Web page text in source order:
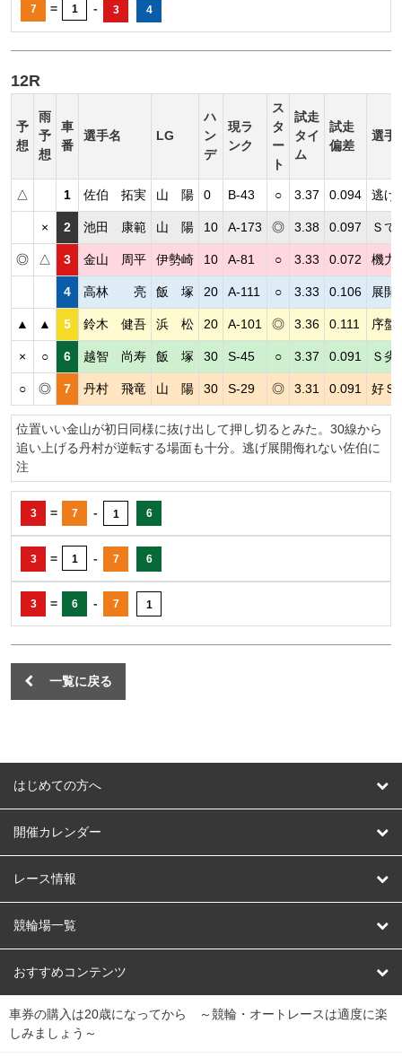
7 = 1 - 3 4
12R
予
想
雨
予
想
車
番
選手名 LG
ハ
ン
デ
現ラ
ンク
ス
タ
ー
ト
試走
タイ
ム
試走
偏差
選手
△ 1 佐伯 拓実 山 陽 0 B-43 ○ 3.37 0.094 逃げ
× 2 池田 康範 山 陽 10 A-173 ◎ 3.38 0.097 Ｓ
◎ △ 3 金山 周平 伊勢崎 10 A-81 ○ 3.33 0.072 機力
4 高林 亮 飯 塚 20 A-111 ○ 3.33 0.106 展開
▲ ▲ 5 鈴木 健吾 浜 松 20 A-101 ◎ 3.36 0.111 序盤
× ○ 6 越智 尚寿 飯 塚 30 S-45 ○ 3.37 0.091 Ｓ劣
○ ◎ 7 丹村 飛竜 山 陽 30 S-29 ◎ 3.31 0.091 好Ｓ
位置いい金山が初日同様に抜け出して押し切るとみた。30線から
追い上げる丹村が逆転する場面も十分。逃げ展開侮れない佐伯に
注
3 = 7 - 1 6
3 = 1 - 7 6
3 = 6 - 7 1
一覧に戻る
はじめての方へ
はじめての方へ
開催カレンダー
競輪
オートレース
競輪くじ
Dokanto!
レース情報
レース予想
レース結果
キャリーオーバー一覧
競輪場一覧
北日本 函館競輪場
関
東
弥彦競輪場 前橋競輪場 取手競輪場 宇都宮競輪場
おすすめコンテンツ
競輪選手情報
車券の購入は20歳になってから ～競輪・オートレースは適度に楽
しみましょう～